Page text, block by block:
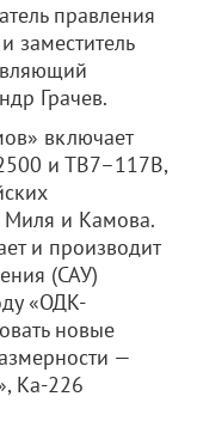
правления
заместитель
Грачев.
включает
и ТВ7–117В,
Миля и Камова.
и производит
(САУ)
«ОДК-
новые
—
Ка-226